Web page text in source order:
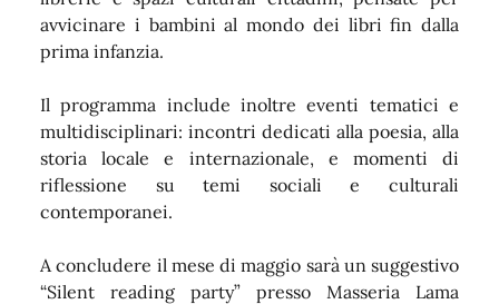
avvicinare i bambini al mondo dei libri fin dalla
prima infanzia.
Il programma include inoltre eventi tematici e
multidisciplinari: incontri dedicati alla poesia, alla
storia locale e internazionale, e momenti di
riflessione su temi sociali e culturali
contemporanei.
A concludere il mese di maggio sarà un suggestivo
“Silent reading party” presso Masseria Lama